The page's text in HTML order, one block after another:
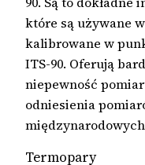
które są używane
kalibrowane w
ITS-90. Oferują
niepewność
odniesienia
Termopary